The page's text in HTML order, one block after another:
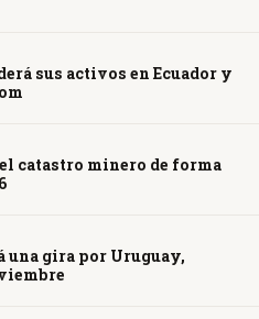
sus activos en Ecuador y
catastro minero de forma
una gira por Uruguay,